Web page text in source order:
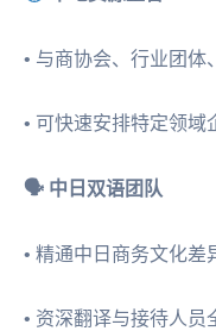
• 与商协会、行业团
• 可快速安排特定领域
🗣 中日双语团队
• 精通中日商务文化差
• 资深翻译与接待人员